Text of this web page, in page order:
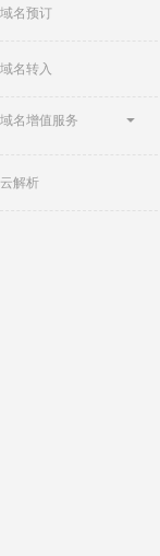
域名预订
域名转入
域名增值服务
云解析